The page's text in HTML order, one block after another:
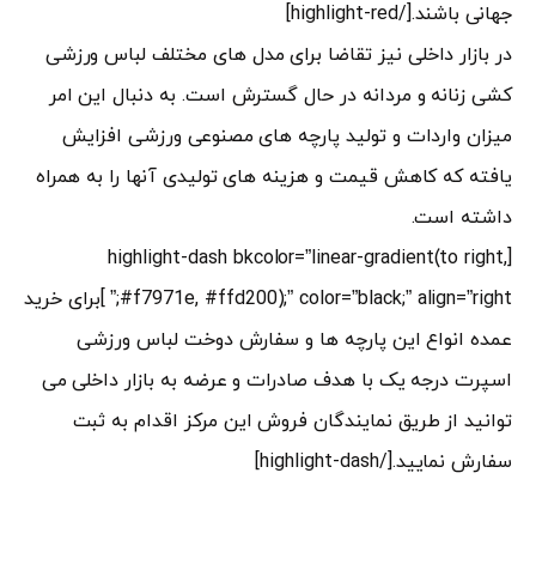
جهانی باشند.[/highlight-red]
در بازار داخلی نیز تقاضا برای مدل های مختلف لباس ورزشی
کشی زنانه و مردانه در حال گسترش است. به دنبال این امر
میزان واردات و تولید پارچه های مصنوعی ورزشی افزایش
یافته که کاهش قیمت و هزینه های تولیدی آنها را به همراه
داشته است.
[highlight-dash bkcolor=”linear-gradient(to right,
#f7971e, #ffd200);” color=”black;” align=”right;” ]برای خرید
عمده انواع این پارچه ها و سفارش دوخت لباس ورزشی
اسپرت درجه یک با هدف صادرات و عرضه به بازار داخلی می
توانید از طریق نمایندگان فروش این مرکز اقدام به ثبت
سفارش نمایید.[/highlight-dash]